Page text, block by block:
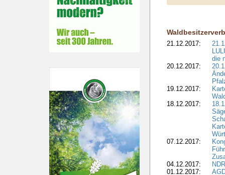
21.12.2017:
die
20.12.2017:
19.12.2017:
18.12.2017:
07.12.2017:
04.12.2017:
01.12.2017: